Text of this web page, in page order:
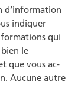
d’information
indiquer
qui
le
que vous ac­
Aucune autre